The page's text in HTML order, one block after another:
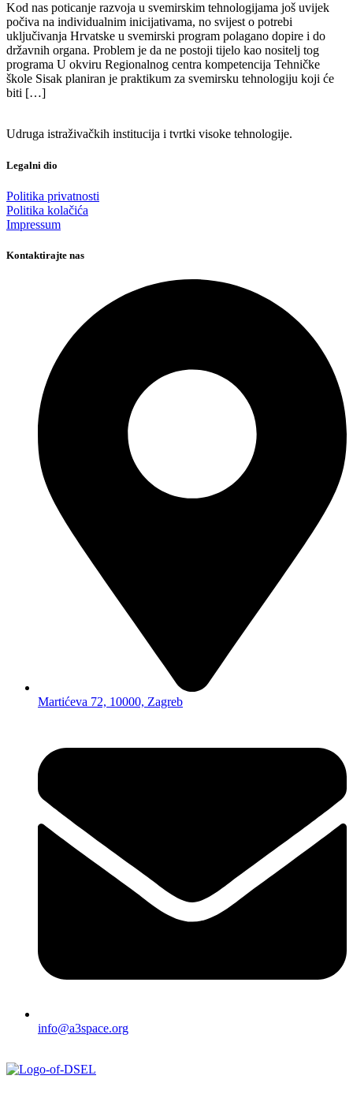
Kod nas poticanje razvoja u svemirskim tehnologijama još uvijek
počiva na individualnim inicijativama, no svijest o potrebi
uključivanja Hrvatske u svemirski program polagano dopire i do
državnih organa. Problem je da ne postoji tijelo kao nositelj tog
programa U okviru Regionalnog centra kompetencija Tehničke
škole Sisak planiran je praktikum za svemirsku tehnologiju koji će
biti […]
Udruga istraživačkih institucija i tvrtki visoke tehnologije.
Legalni dio
Politika privatnosti
Politika kolačića
Impressum
Kontaktirajte nas
Martićeva 72, 10000, Zagreb
info@a3space.org